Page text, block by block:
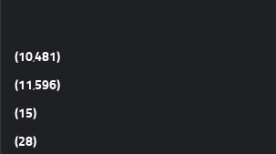
(10٬481)
(11٬596)
(15)
(28)